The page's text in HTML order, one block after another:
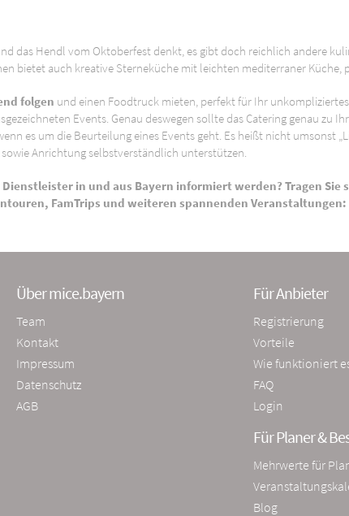
das Hendl vom Oktoberfest denkt, es gibt doch reichlich andere
bietet auch kreative Sterneküche mit leichten mediterraner Küche,
folgen und einen Foodtruck mieten, perfekt für Ihr
Events. Genau deswegen sollte das Catering genau zu
es um die Beurteilung eines Events geht. Es heißt nicht umsonst
Anrichtung selbstverständlich unterstützen.
in und aus Bayern informiert werden? Tragen
FamTrips und weiteren spannenden Veranstaltungen:
Über mice.bayern
Team
Kontakt
Impressum
Datenschutz
AGB
Für Anbieter
Registrierung
Vorteile
Wie funktioniert
FAQ
Login
Für Planer &
Mehrwerte für
Blog